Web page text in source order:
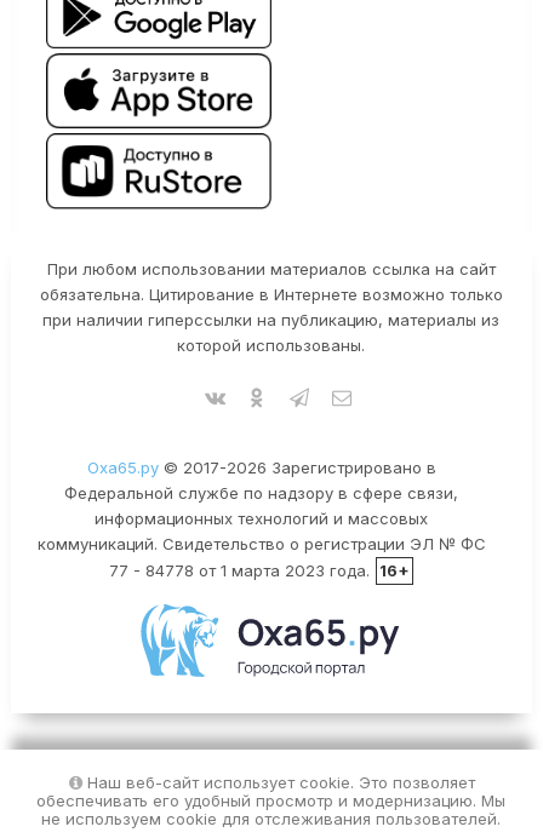
При любом использовании материалов ссылка на сайт
обязательна. Цитирование в Интернете возможно только
при наличии гиперссылки на публикацию, материалы из
которой использованы.
Оха65.ру© 2017-2026 Зарегистрировано в
Федеральной службе по надзору в сфере связи,
информационных технологий и массовых
коммуникаций. Свидетельство о регистрации ЭЛ № ФС
77 - 84778 от 1 марта 2023 года.
16+
Наш веб-сайт использует cookie. Это позволяет
обеспечивать его удобный просмотр и модернизацию. Мы
не используем cookie для отслеживания пользователей.